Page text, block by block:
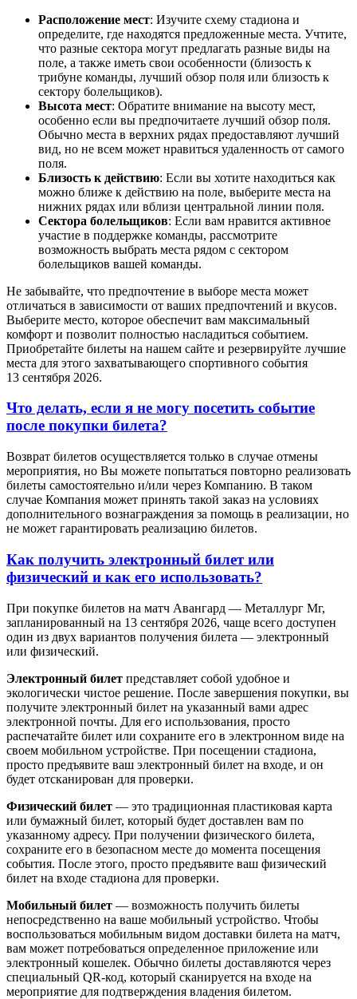
Расположение мест: Изучите схему стадиона и
определите, где находятся предложенные места. Учтите,
что разные сектора могут предлагать разные виды на
поле, а также иметь свои особенности (близость к
трибуне команды, лучший обзор поля или близость к
сектору болельщиков).
Высота мест: Обратите внимание на высоту мест,
особенно если вы предпочитаете лучший обзор поля.
Обычно места в верхних рядах предоставляют лучший
вид, но не всем может нравиться удаленность от самого
поля.
Близость к действию: Если вы хотите находиться как
можно ближе к действию на поле, выберите места на
нижних рядах или вблизи центральной линии поля.
Сектора болельщиков: Если вам нравится активное
участие в поддержке команды, рассмотрите
возможность выбрать места рядом с сектором
болельщиков вашей команды.
Не забывайте, что предпочтение в выборе места может
отличаться в зависимости от ваших предпочтений и вкусов.
Выберите место, которое обеспечит вам максимальный
комфорт и позволит полностью насладиться событием.
Приобретайте билеты на нашем сайте и резервируйте лучшие
места для этого захватывающего спортивного события
13 сентября 2026.
Что делать, если я не могу посетить событие
после покупки билета?
Возврат билетов осуществляется только в случае отмены
мероприятия, но Вы можете попытаться повторно реализовать
билеты самостоятельно и/или через Компанию. В таком
случае Компания может принять такой заказ на условиях
дополнительного вознаграждения за помощь в реализации, но
не может гарантировать реализацию билетов.
Как получить электронный билет или
физический и как его использовать?
При покупке билетов на матч Авангард — Металлург Мг,
запланированный на 13 сентября 2026, чаще всего доступен
один из двух вариантов получения билета — электронный
или физический.
Электронный билет представляет собой удобное и
экологически чистое решение. После завершения покупки, вы
получите электронный билет на указанный вами адрес
электронной почты. Для его использования, просто
распечатайте билет или сохраните его в электронном виде на
своем мобильном устройстве. При посещении стадиона,
просто предъявите ваш электронный билет на входе, и он
будет отсканирован для проверки.
Физический билет — это традиционная пластиковая карта
или бумажный билет, который будет доставлен вам по
указанному адресу. При получении физического билета,
сохраните его в безопасном месте до момента посещения
события. После этого, просто предъявите ваш физический
билет на входе стадиона для проверки.
Мобильный билет — возможность получить билеты
непосредственно на ваше мобильный устройство. Чтобы
воспользоваться мобильным видом доставки билета на матч,
вам может потребоваться определенное приложение или
электронный кошелек. Обычно билеты доставляются через
специальный QR-код, который сканируется на входе на
мероприятие для подтверждения владения билетом.